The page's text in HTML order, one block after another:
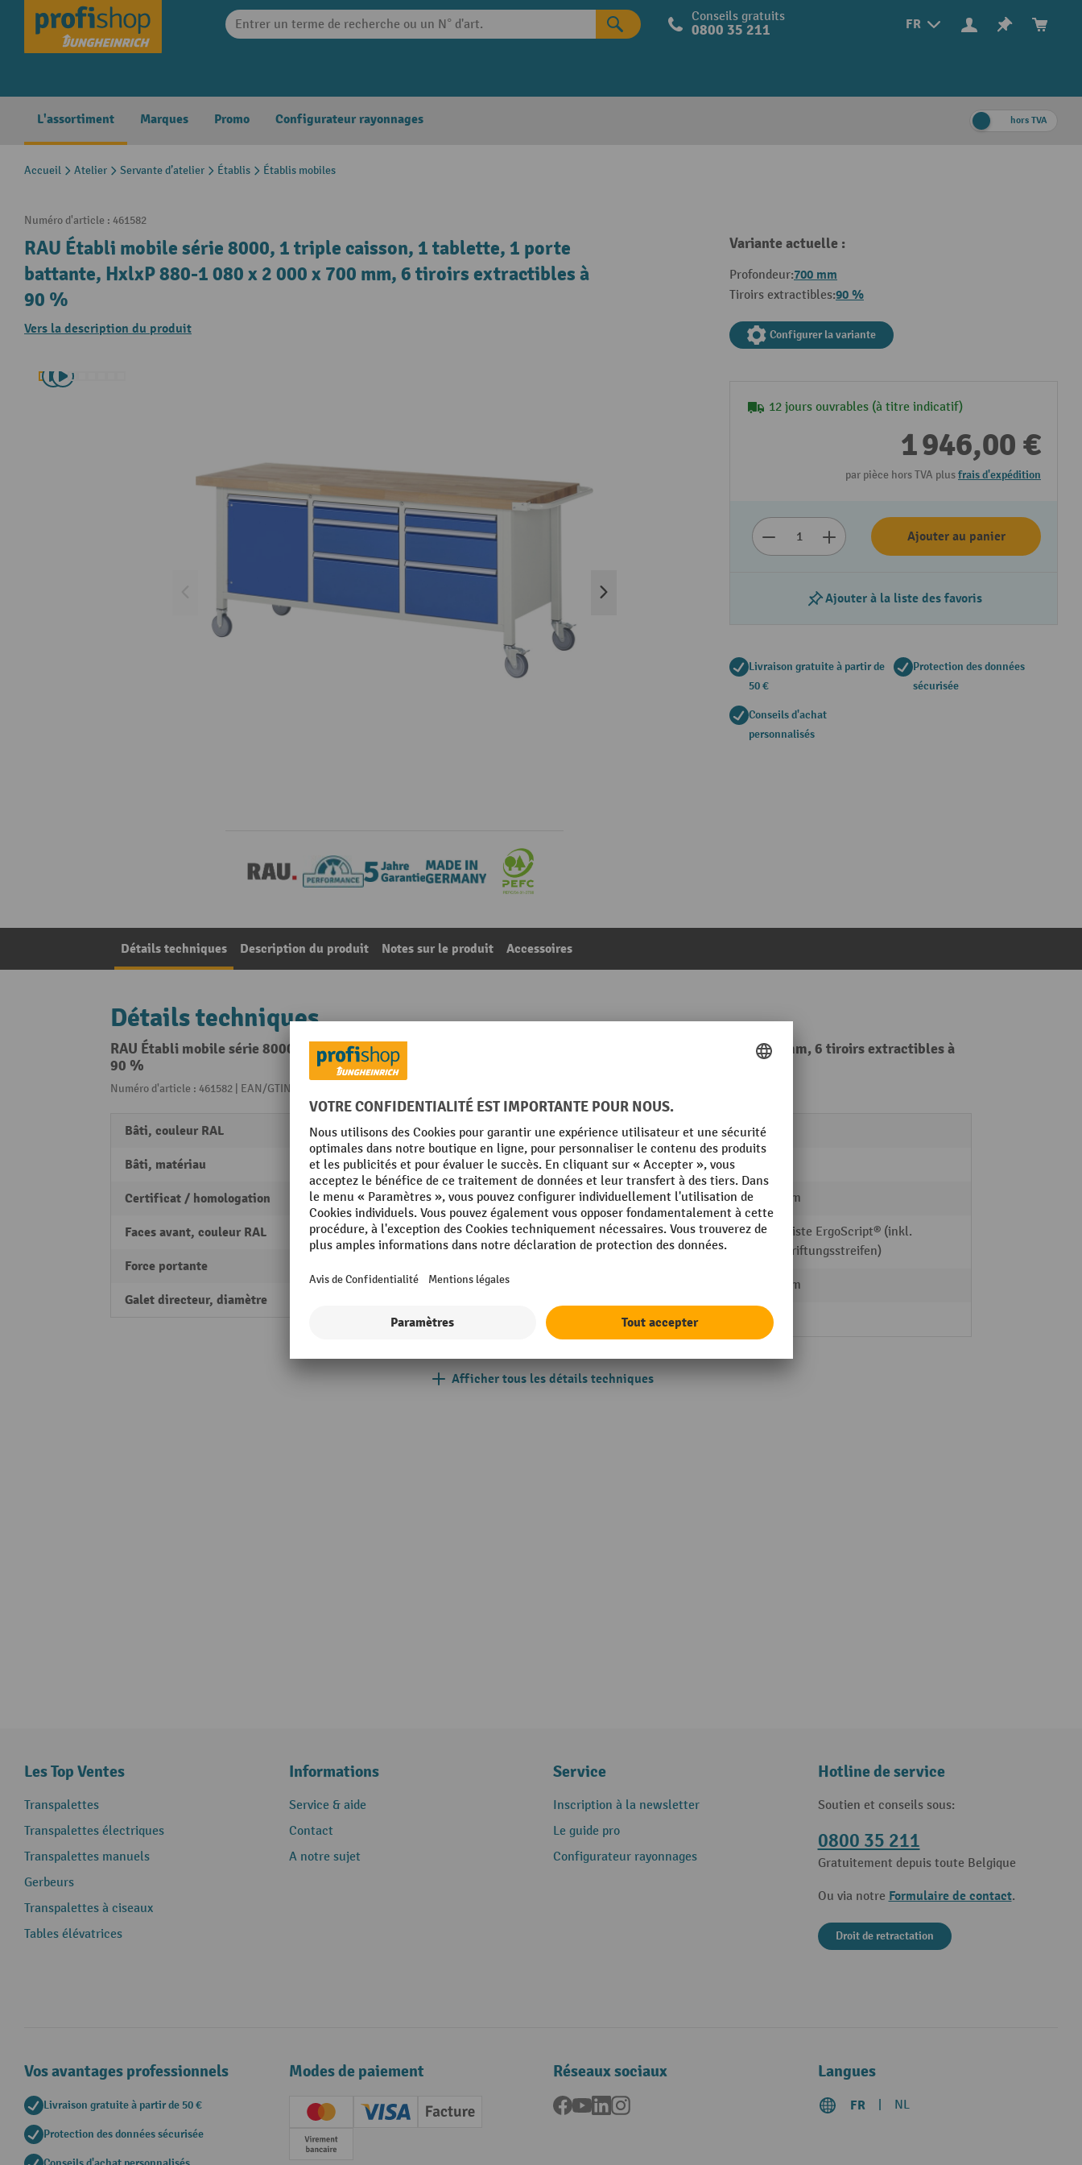
Skip to main navigation FR
Conseils gratuits
0800 35 211
L'assortiment Marques Promo Configurateur rayonnages hors TVA
Accueil Atelier Servante d’atelier Établis Établis mobiles
Numéro d'article : 461582
RAU Établi mobile série 8000, 1 triple caisson, 1 tablette, 1 porte
battante, HxlxP 880-1 080 x 2 000 x 700 mm, 6 tiroirs extractibles à
90 %
Vers la description du produit
Variante actuelle :
Profondeur:700 mm
Tiroirs extractibles:90 %
Configurer la variante
12 jours ouvrables (à titre indicatif)
1 946,00 €
par pièce hors TVA plusfrais d'expédition
Ajouter au panier
Ajouter à la liste des favoris
Livraison gratuite à partir de
50 €
Protection des données
sécurisée
Conseils d'achat
personnalisés
Détails techniques Description du produit Notes sur le produit Accessoires
Détails techniques
RAU Établi mobile série 8000, 1 triple caisson, 1 tablette, 1 porte battante, HxlxP 880-1 080 x 2 000 x 700 mm, 6 tiroirs extractibles à
90 %
Numéro d'article : 461582 | EAN/GTIN: 4040376158826
Bâti, couleur RAL RAL 7035 gris clair
Bâti, matériau Acier profilé
Certificat / homologation PEFC
Faces avant, couleur RAL RAL 5010 bleu gentiane
Force portante
Galet directeur, diamètre
Poids propre 184 kg
Portes, nombre
Profondeur 700 mm
Propriétés techniques
Griffleiste ErgoScript® (inkl.
Beschriftungsstreifen)
125 mm
Roues directrices, nombre 2 Stk.
Afficher tous les détails techniques
Les Top Ventes
Transpalettes
Transpalettes électriques
Transpalettes manuels
Gerbeurs
Transpalettes à ciseaux
Tables élévatrices
Informations
Service & aide
Contact
A notre sujet
Service
Inscription à la newsletter
Le guide pro
Configurateur rayonnages
Hotline de service
Soutien et conseils sous:
0800 35 211
Gratuitement depuis toute Belgique
Ou via notre Formulaire de contact.
Droit de retractation
Vos avantages professionnels
Livraison gratuite à partir de 50 €
Protection des données sécurisée
Modes de paiement
Creditcard (Master)Creditcard (Visa)
Facture
Paiement anticipé
Réseaux sociaux
Facebook
YouTubeLinkedInInstagram
Langues
FR NL